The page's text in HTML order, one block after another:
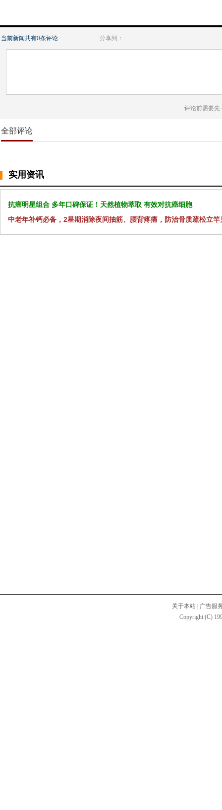
当前新闻共有0条评论 分享到：
评论前需要先
全部评论
实用资讯
抗癌明星组合 多年口碑保证！天然植物萃取 有效对抗癌细胞
中老年补钙必备，2星期消除夜间抽筋、腰背疼痛，防治骨质疏松立竿
关于本站
广告服
Copyright (C)